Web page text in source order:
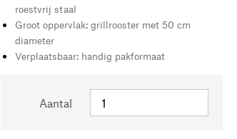
roestvrij staal
Groot oppervlak: grillrooster met 50 cm
diameter
Verplaatsbaar: handig pakformaat
Aantal